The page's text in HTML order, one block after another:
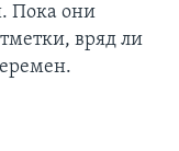
Пока они
вряд ли